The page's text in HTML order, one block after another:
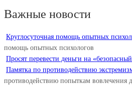
Важные новости
Круглосуточная помощь опытных
помощь опытных психологов
Просят перевести деньги на
Памятка по противодействию
противодействию попыткам вовлечения